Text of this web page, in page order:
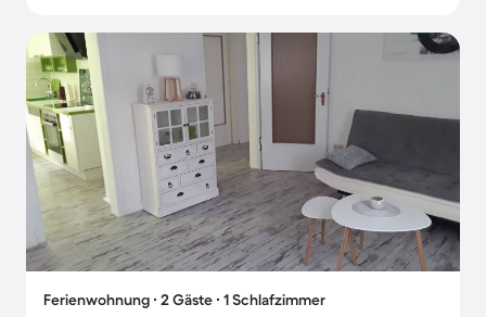
Ferienwohnung ∙ 2 Gäste ∙ 1 Schlafzimmer